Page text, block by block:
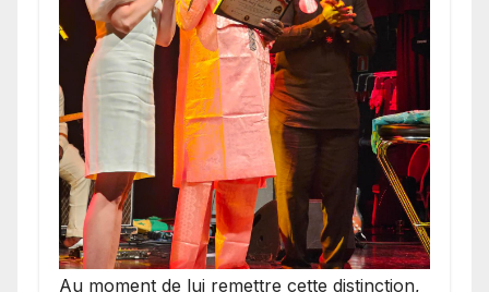
​Au moment de lui remettre cette distinction,